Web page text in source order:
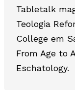
Tabletalk
Teologia
College em
From Age to
Eschatology.